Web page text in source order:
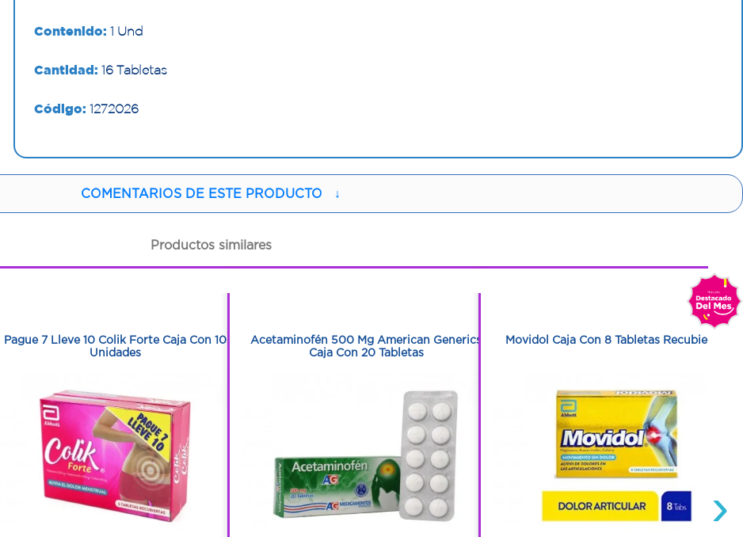
Contenido: 1 Und
Cantidad: 16 Tabletas
Código: 1272026
COMENTARIOS DE ESTE PRODUCTO ↓
Productos similares
Pague 7 Lleve 10 Colik Forte Caja Con 10
Unidades
Acetaminofén 500 Mg American Generics
Caja Con 20 Tabletas
Movidol Caja Con 8 Tabletas Recubiertas
›